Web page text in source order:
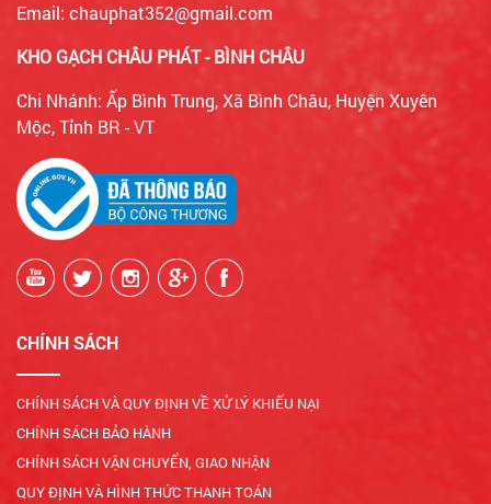
Email: chauphat352@gmail.com
KHO GẠCH CHÂU PHÁT - BÌNH CHÂU
Chi Nhánh: Ấp Bình Trung, Xã Bình Châu, Huyện Xuyên
Mộc, Tỉnh BR - VT
CHÍNH SÁCH
CHÍNH SÁCH VÀ QUY ĐỊNH VỀ XỬ LÝ KHIẾU NẠI
CHÍNH SÁCH BẢO HÀNH
CHÍNH SÁCH VẬN CHUYỂN, GIAO NHẬN
QUY ĐỊNH VÀ HÌNH THỨC THANH TOÁN